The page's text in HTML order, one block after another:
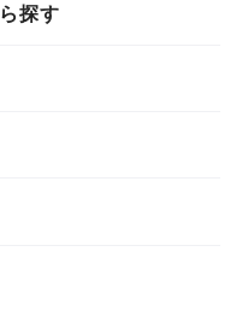
探す